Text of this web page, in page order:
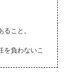
こと。
を負わないこ